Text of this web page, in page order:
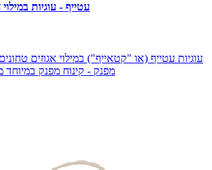
עטייף - עוגיות
עוגיות עטייף (או "קטאייף") במילוי אגוזים
מפנק - קינוח מפנק